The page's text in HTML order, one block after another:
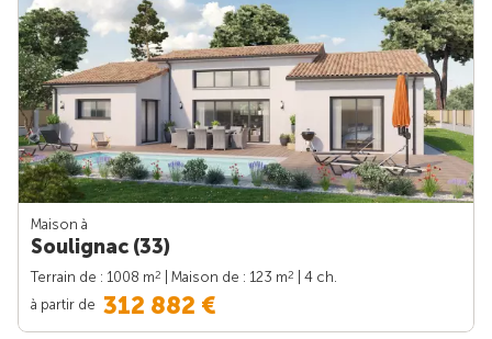
Maison à
Soulignac (33)
Terrain de : 1008 m2 | Maison de : 123 m2
| 4 ch.
à partir de 312 882 €